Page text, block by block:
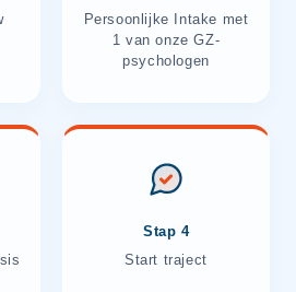
Persoonlijke Intake met
1 van onze GZ-
psychologen
Stap 4
Start traject